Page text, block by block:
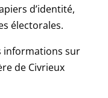
d’identité,
électorales.
informations sur
de Civrieux